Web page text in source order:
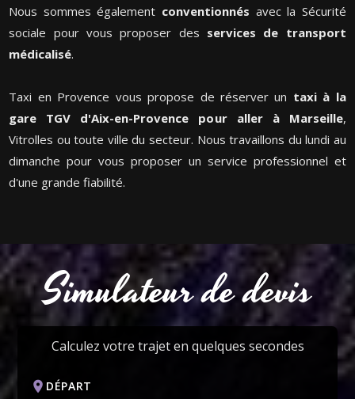
Nous sommes également conventionnés avec la Sécurité
sociale pour vous proposer des services de transport
médicalisé.
Taxi en Provence vous propose de réserver un taxi à la
gare TGV d'Aix-en-Provence pour aller à Marseille,
Vitrolles ou toute ville du secteur. Nous travaillons du lundi au
dimanche pour vous proposer un service professionnel et
d'une grande fiabilité.
Simulateur de devis
Calculez votre trajet en quelques secondes
location_on DÉPART